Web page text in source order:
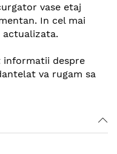
vase etaj
In cel mai
informatii despre
va rugam sa